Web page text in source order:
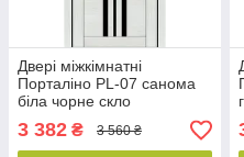
Двері міжкімнатні
Порталіно PL-07 санома
біла чорне скло
3 382 ₴ 3 560 ₴